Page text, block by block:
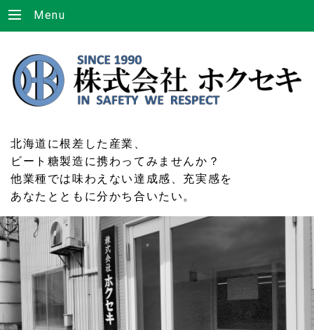
Menu
北海道に根差した産業、
ビート糖製造に携わってみませんか？
他業種では味わえない達成感、充実感を
あなたとともに分かち合いたい。